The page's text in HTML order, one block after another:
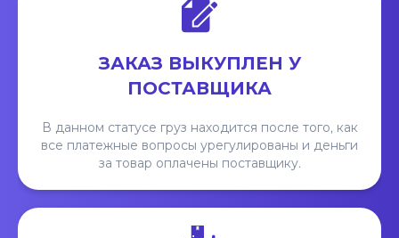
ЗАКАЗ ВЫКУПЛЕН У
ПОСТАВЩИКА
В данном статусе груз находится после того, как
все платежные вопросы урегулированы и деньги
за товар оплачены поставщику.